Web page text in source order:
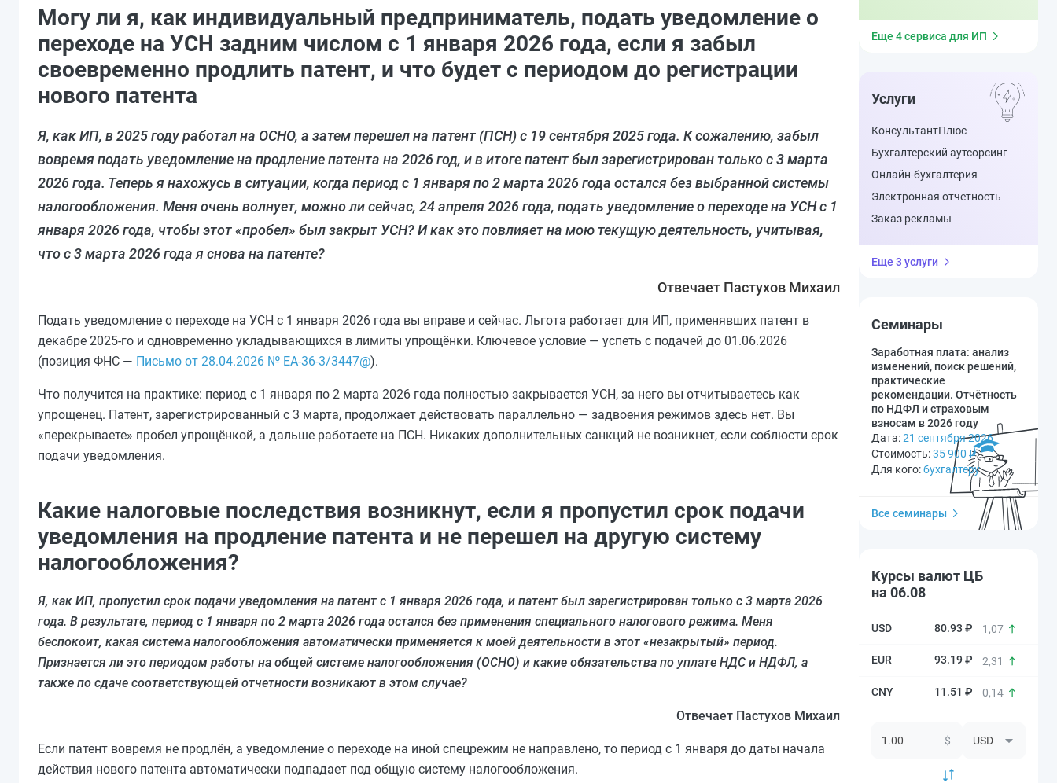
Могу ли я, как индивидуальный предприниматель, подать уведомление о
переходе на УСН задним числом с 1 января 2026 года, если я забыл
своевременно продлить патент, и что будет с периодом до регистрации
нового патента
Я, как ИП, в 2025 году работал на ОСНО, а затем перешел на патент (ПСН) с 19 сентября 2025 года. К сожалению, забыл
вовремя подать уведомление на продление патента на 2026 год, и в итоге патент был зарегистрирован только с 3 марта
2026 года. Теперь я нахожусь в ситуации, когда период с 1 января по 2 марта 2026 года остался без выбранной системы
налогообложения. Меня очень волнует, можно ли сейчас, 24 апреля 2026 года, подать уведомление о переходе на УСН с 1
января 2026 года, чтобы этот «пробел» был закрыт УСН? И как это повлияет на мою текущую деятельность, учитывая,
что с 3 марта 2026 года я снова на патенте?
Отвечает Пастухов Михаил
Подать уведомление о переходе на УСН с 1 января 2026 года вы вправе и сейчас. Льгота работает для ИП, применявших патент в
декабре 2025‑го и одновременно укладывающихся в лимиты упрощёнки. Ключевое условие — успеть с подачей до 01.06.2026
(позиция ФНС — Письмо от 28.04.2026 № ЕА-36-3/3447@).
Что получится на практике: период с 1 января по 2 марта 2026 года полностью закрывается УСН, за него вы отчитываетесь как
упрощенец. Патент, зарегистрированный с 3 марта, продолжает действовать параллельно — задвоения режимов здесь нет. Вы
«перекрываете» пробел упрощёнкой, а дальше работаете на ПСН. Никаких дополнительных санкций не возникнет, если соблюсти срок
подачи уведомления.
Какие налоговые последствия возникнут, если я пропустил срок подачи
уведомления на продление патента и не перешел на другую систему
налогообложения?
Я, как ИП, пропустил срок подачи уведомления на патент с 1 января 2026 года, и патент был зарегистрирован только с 3 марта 2026
года. В результате, период с 1 января по 2 марта 2026 года остался без применения специального налогового режима. Меня
беспокоит, какая система налогообложения автоматически применяется к моей деятельности в этот «незакрытый» период.
Признается ли это периодом работы на общей системе налогообложения (ОСНО) и какие обязательства по уплате НДС и НДФЛ, а
также по сдаче соответствующей отчетности возникают в этом случае?
Отвечает Пастухов Михаил
Если патент вовремя не продлён, а уведомление о переходе на иной спецрежим не направлено, то период с 1 января до даты начала
действия нового патента автоматически подпадает под общую систему налогообложения.
Еще 4 сервиса для ИП
Услуги
КонсультантПлюс
Бухгалтерский аутсорсинг
Онлайн-бухгалтерия
Электронная отчетность
Заказ рекламы
Еще 3 услуги
Семинары
Заработная плата: анализ
изменений, поиск решений,
практические
рекомендации. Отчётность
по НДФЛ и страховым
взносам в 2026 году
Дата:21 сентября 2026
Стоимость:35 900 ₽
Для кого:бухгалтеру
Все семинары
Курсы валют ЦБ
на 06.08
80.93 ₽ 1,07
93.19 ₽ 2,31
11.51 ₽ 0,14
$